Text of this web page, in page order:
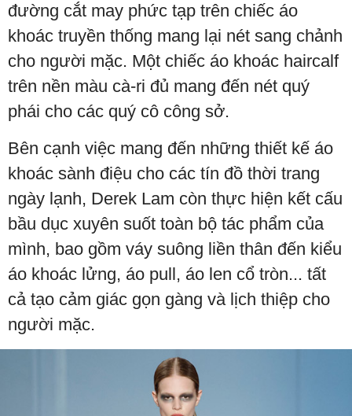
đường cắt may phức tạp trên chiếc áo
khoác truyền thống mang lại nét sang chảnh
cho người mặc. Một chiếc áo khoác haircalf
trên nền màu cà-ri đủ mang đến nét quý
phái cho các quý cô công sở.
Bên cạnh việc mang đến những thiết kế áo
khoác sành điệu cho các tín đồ thời trang
ngày lạnh, Derek Lam còn thực hiện kết cấu
bầu dục xuyên suốt toàn bộ tác phẩm của
mình, bao gồm váy suông liền thân đến kiểu
áo khoác lửng, áo pull, áo len cổ tròn... tất
cả tạo cảm giác gọn gàng và lịch thiệp cho
người mặc.